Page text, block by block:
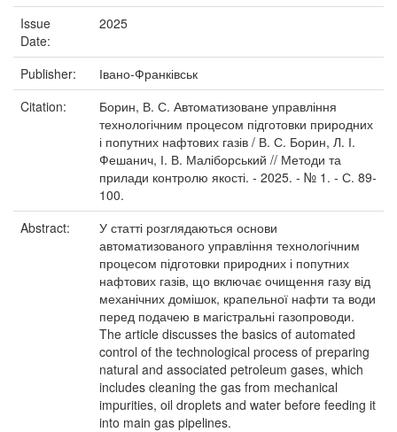
Issue
Date:
2025
Publisher:
Івано-Франківськ
Citation:
Борин, В. С. Автоматизоване управління
технологічним процесом підготовки природних
і попутних нафтових газів / В. С. Борин, Л. І.
Фешанич, І. В. Маліборський // Методи та
прилади контролю якості. - 2025. - № 1. - С. 89-
100.
Abstract:
У статті розглядаються основи
автоматизованого управління технологічним
процесом підготовки природних і попутних
нафтових газів, що включає очищення газу від
механічних домішок, крапельної нафти та води
перед подачею в магістральні газопроводи.
The article discusses the basics of automated
control of the technological process of preparing
natural and associated petroleum gases, which
includes cleaning the gas from mechanical
impurities, oil droplets and water before feeding it
into main gas pipelines.